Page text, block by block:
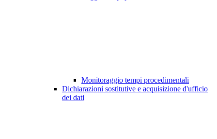
Monitoraggio tempi procedimentali
Dichiarazioni sostitutive e acquisizione d'ufficio
dei dati